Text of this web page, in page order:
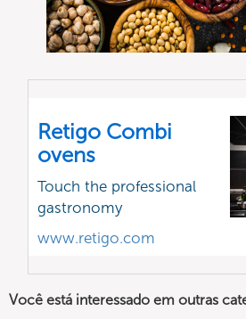
Retigo Combi
ovens
Touch the professional
gastronomy
www.retigo.com
Você está interessado em outras